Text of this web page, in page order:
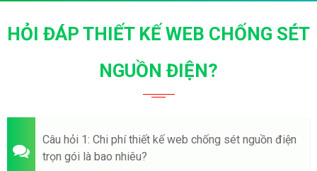
HỎI ĐÁP THIẾT KẾ WEB CHỐNG SÉT
NGUỒN ĐIỆN?
Câu hỏi 1: Chi phí thiết kế web chống sét nguồn điện
trọn gói là bao nhiêu?